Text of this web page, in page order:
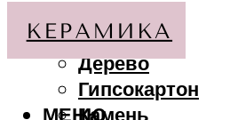
МАТЕРИАЛЫ
Дерево
Гипсокартон
Камень
МЕНЮ